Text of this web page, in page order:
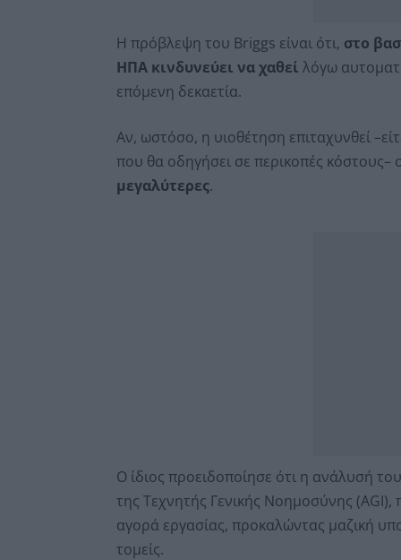
Η πρόβλεψη του Briggs είναι ότι, στο
ΗΠΑ κινδυνεύει να χαθεί λόγω
επόμενη δεκαετία.
Αν, ωστόσο, η υιοθέτηση επιταχυνθεί
που θα οδηγήσει σε περικοπές κόστους–
μεγαλύτερες.
Ο ίδιος προειδοποίησε ότι η ανάλυσή
της Τεχνητής Γενικής Νοημοσύνης
αγορά εργασίας, προκαλώντας μαζική
τομείς.